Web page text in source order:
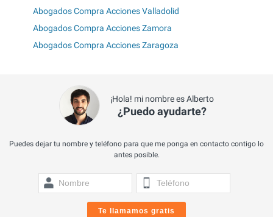
Abogados Compra Acciones Valladolid
Abogados Compra Acciones Zamora
Abogados Compra Acciones Zaragoza
¡Hola! mi nombre es Alberto
¿Puedo ayudarte?
Puedes dejar tu nombre y teléfono para que me ponga en contacto contigo lo
antes posible.
Te llamamos gratis